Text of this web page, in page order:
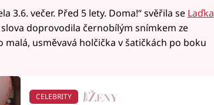
3.6. večer. Před 5 lety. Doma!“ svěřila se Laďka
doprovodila černobílým snímkem ze
malá, usměvavá holčička v šatičkách po boku
CELEBRITY